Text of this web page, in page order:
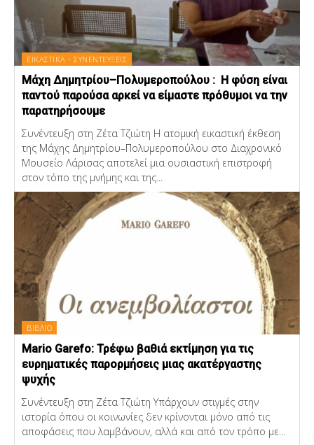
ΕΙΚΑΣΤΙΚΑ - ΣΥΝΕΝΤΕΥΞΕΙΣ
Μάχη Δημητρίου–Πολυμεροπούλου : Η φύση είναι
παντού παρούσα αρκεί να είμαστε πρόθυμοι να την
παρατηρήσουμε
Συνέντευξη στη Ζέτα Τζιώτη Η ατομική εικαστική έκθεση
της Μάχης Δημητρίου–Πολυμεροπούλου στο Διαχρονικό
Μουσείο Λάρισας αποτελεί μια ουσιαστική επιστροφή
στον τόπο της μνήμης και της...
ΒΙΒΛΙΟ
Mario Garefo: Τρέφω βαθιά εκτίμηση για τις
ευρηματικές παρορμήσεις μιας ακατέργαστης
ψυχής
Συνέντευξη στη Ζέτα Τζιώτη Υπάρχουν στιγμές στην
ιστορία όπου οι κοινωνίες δεν κρίνονται μόνο από τις
αποφάσεις που λαμβάνουν, αλλά και από τον τρόπο με...